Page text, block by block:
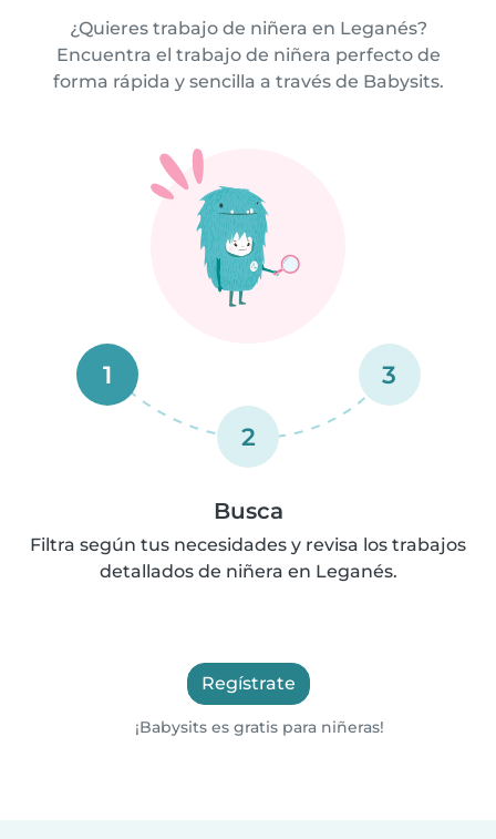
¿Quieres trabajo de niñera en Leganés?
Encuentra el trabajo de niñera perfecto de
forma rápida y sencilla a través de Babysits.
1
2
3
Busca
Filtra según tus necesidades y revisa los trabajos
detallados de niñera en Leganés.
Regístrate
¡Babysits es gratis para niñeras!